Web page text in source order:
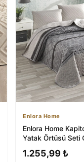
Enlora Home
Enlora Home
Yatak Örtüsü Seti
1.255,99 ₺